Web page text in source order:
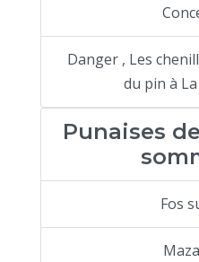
Danger , Les
du pin à
Punaises
Fos